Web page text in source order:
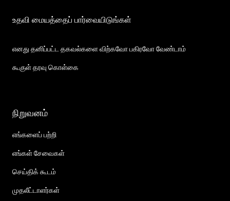
உதவி மையத்தைப் பார்வையிடுங்கள்
எனது தனிப்பட்ட தகவல்களை விற்கவோ பகிரவோ வேண்டாம்
கூகுள் தரவு கொள்கை
நிறுவனம்
எங்களைப் பற்றி
எங்கள் சேவைகள்
செய்திக் கூடம்
முதலீட்டாளர்கள்